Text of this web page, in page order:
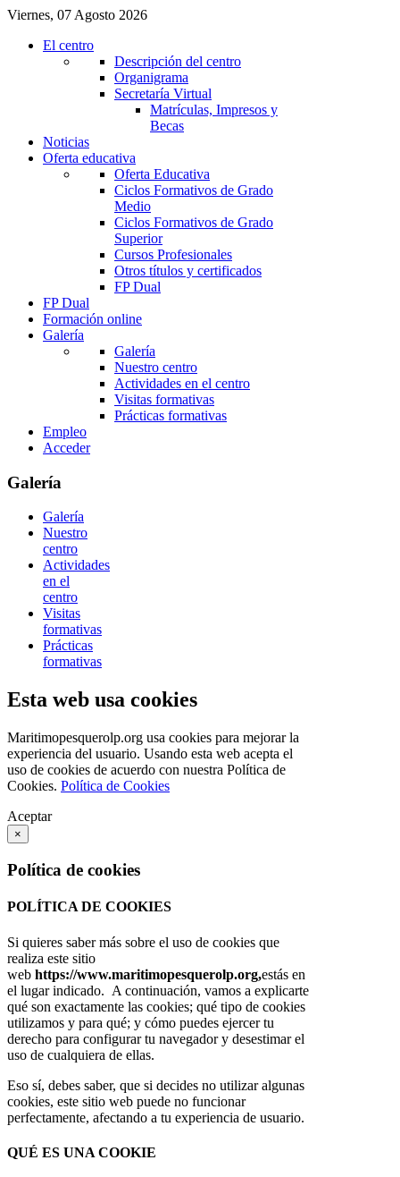
Viernes, 07 Agosto 2026
El centro
Descripción del centro
Organigrama
Secretaría Virtual
Matrículas, Impresos y
Becas
Noticias
Oferta educativa
Oferta Educativa
Ciclos Formativos de Grado
Medio
Ciclos Formativos de Grado
Superior
Cursos Profesionales
Otros títulos y certificados
FP Dual
FP Dual
Formación online
Galería
Galería
Nuestro centro
Actividades en el centro
Visitas formativas
Prácticas formativas
Empleo
Acceder
Galería
Galería
Nuestro
centro
Actividades
en el
centro
Visitas
formativas
Prácticas
formativas
Esta web usa cookies
Maritimopesquerolp.org usa cookies para mejorar la
experiencia del usuario. Usando esta web acepta el
uso de cookies de acuerdo con nuestra Política de
Cookies. Política de Cookies
Aceptar
×
Política de cookies
POLÍTICA DE COOKIES
Si quieres saber más sobre el uso de cookies que
realiza este sitio
web https://www.maritimopesquerolp.org,estás en
el lugar indicado. A continuación, vamos a explicarte
qué son exactamente las cookies; qué tipo de cookies
utilizamos y para qué; y cómo puedes ejercer tu
derecho para configurar tu navegador y desestimar el
uso de cualquiera de ellas.
Eso sí, debes saber, que si decides no utilizar algunas
cookies, este sitio web puede no funcionar
perfectamente, afectando a tu experiencia de usuario.
QUÉ ES UNA COOKIE